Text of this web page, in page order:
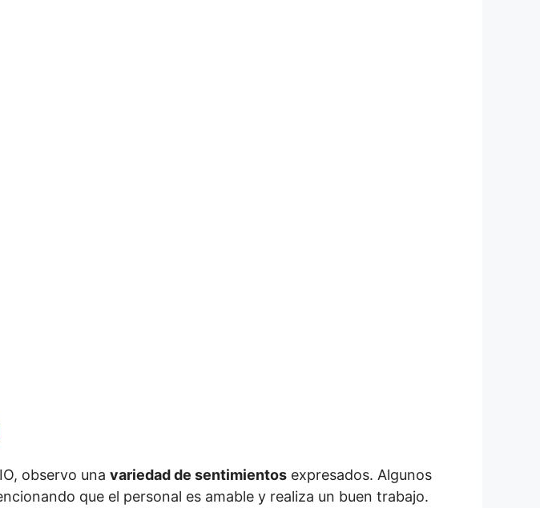
observo una variedad de sentimientos expresados. Algunos
que el personal es amable y realiza un buen trabajo.